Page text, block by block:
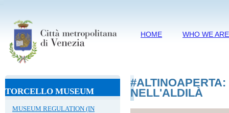
HOME WHO WE ARE
TORCELLO MUSEUM
MUSEUM REGULATION (IN
NELL'ALDILÀ